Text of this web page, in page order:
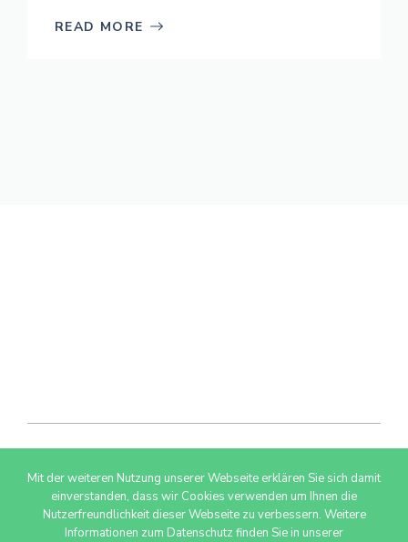
READ MORE
© 2026 AdSimple GmbH
Mit der weiteren Nutzung unserer Webseite erklären Sie sich damit
einverstanden, dass wir Cookies verwenden um Ihnen die
Nutzerfreundlichkeit dieser Webseite zu verbessern. Weitere
Informationen zum Datenschutz finden Sie in unserer